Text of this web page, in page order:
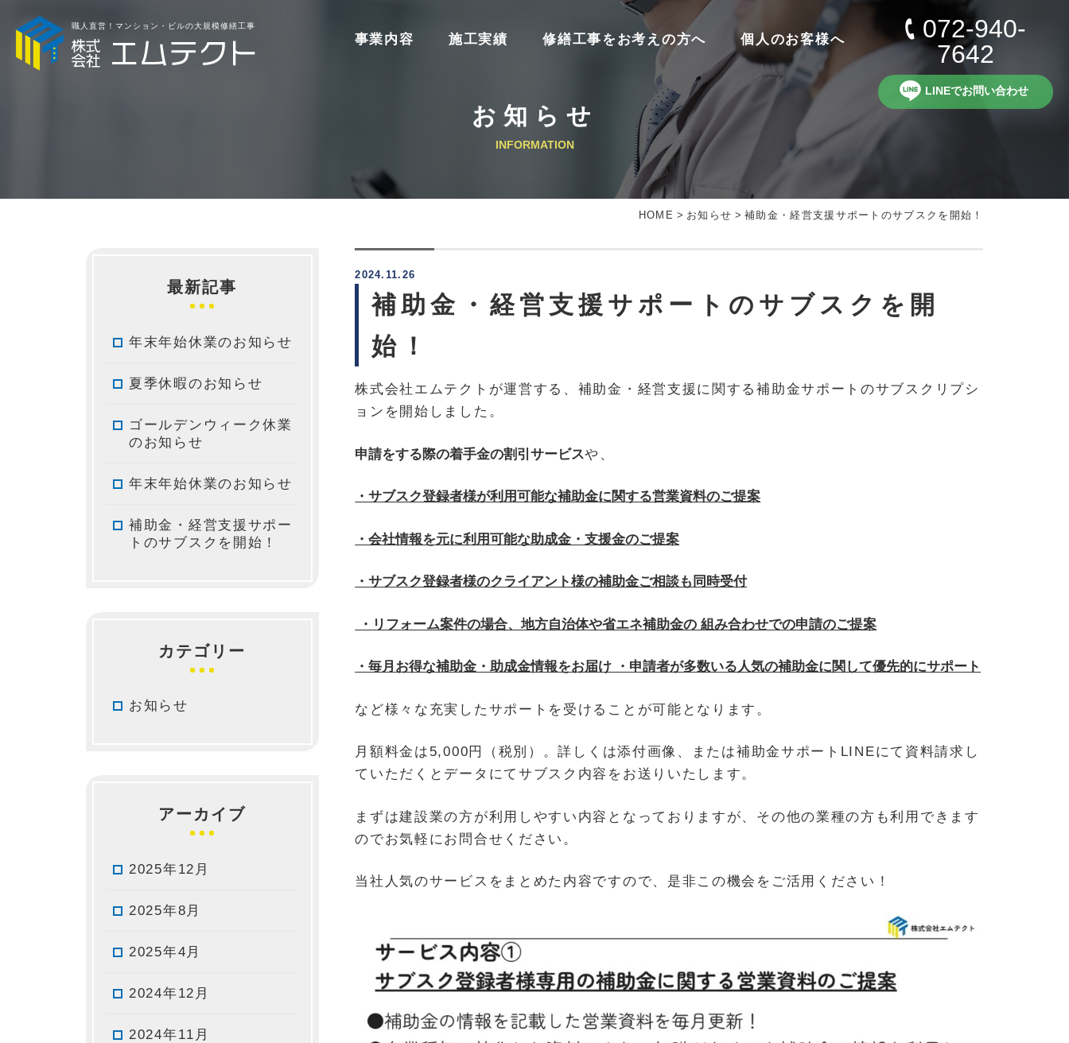
職人直営！マンション・ビルの大規模修繕工事
事業内容 施工実績 修繕工事をお考えの方へ 個人のお客様へ
072-940-
7642
LINEでお問い合わせ
お知らせ
INFORMATION
HOME > お知らせ >補助金・経営支援サポートのサブスクを開始！
2024.11.26
補助金・経営支援サポートのサブスクを開
始！
株式会社エムテクトが運営する、補助金・経営支援に関する補助金サポートのサブスクリプシ
ョンを開始しました。
申請をする際の着手金の割引サービスや、
・サブスク登録者様が利用可能な補助金に関する営業資料のご提案
・会社情報を元に利用可能な助成金・支援金のご提案
・サブスク登録者様のクライアント様の補助金ご相談も同時受付
・リフォーム案件の場合、地方自治体や省エネ補助金の 組み合わせでの申請のご提案
・毎月お得な補助金・助成金情報をお届け ・申請者が多数いる人気の補助金に関して優先的にサポート
など様々な充実したサポートを受けることが可能となります。
月額料金は5,000円（税別）。詳しくは添付画像、または補助金サポートLINEにて資料請求し
ていただくとデータにてサブスク内容をお送りいたします。
まずは建設業の方が利用しやすい内容となっておりますが、その他の業種の方も利用できます
のでお気軽にお問合せください。
当社人気のサービスをまとめた内容ですので、是非この機会をご活用ください！
最新記事
年末年始休業のお知らせ
夏季休暇のお知らせ
ゴールデンウィーク休業
のお知らせ
年末年始休業のお知らせ
補助金・経営支援サポー
トのサブスクを開始！
カテゴリー
お知らせ
アーカイブ
2025年12月
2025年8月
2025年4月
2024年12月
2024年11月